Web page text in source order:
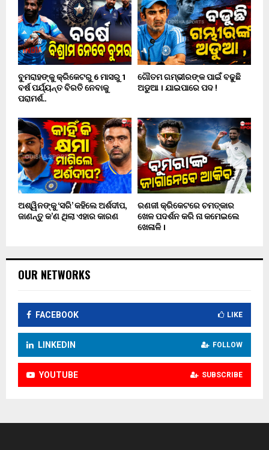
ବୁମରାହଙ୍କୁ କ୍ରିକେଟରୁ 6 ମାସରୁ 1
ବର୍ଷ ପର୍ଯ୍ୟନ୍ତ ବିରତି ନେବାକୁ
ପରାମର୍ଶ..
ଗୌତମ ଗମ୍ଭୀରଙ୍କ ପାଇଁ ବଢୁଛି
ଅଡୁଆ । ଯାଇପାରେ ପଦ !
ଅଶ୍ୱିନଙ୍କୁ ‘ସରି’ କହିଲେ ଅର୍ଶଦୀପ,
ଜାଣନ୍ତୁ କ’ଣ ଥିଲା ଏହାର କାରଣ
ରଣଜୀ କ୍ରିକେଟରେ ଚମତ୍କାର
ଖେଳ ପଦର୍ଶନ କରି ନା କମେଇଲେ
ଖେଳାଳି ।
OUR NETWORKS
FACEBOOK LIKE
LINKEDIN FOLLOW
YOUTUBE SUBSCRIBE